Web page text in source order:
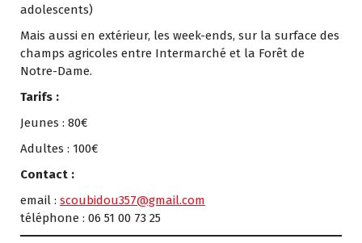
adolescents)
Mais aussi en extérieur, les week-ends, sur la surface des
champs agricoles entre Intermarché et la Forêt de
Notre-Dame.
Tarifs :
Jeunes : 80€
Adultes : 100€
Contact :
email : scoubidou357@gmail.com
téléphone : 06 51 00 73 25